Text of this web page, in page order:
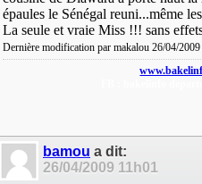
épaules le Sénégal reuni...même
La seule et vraie Miss !!! sans
Dernière modification par makalou 26/04/2009
bamou a dit:
26/04/2009 11h01